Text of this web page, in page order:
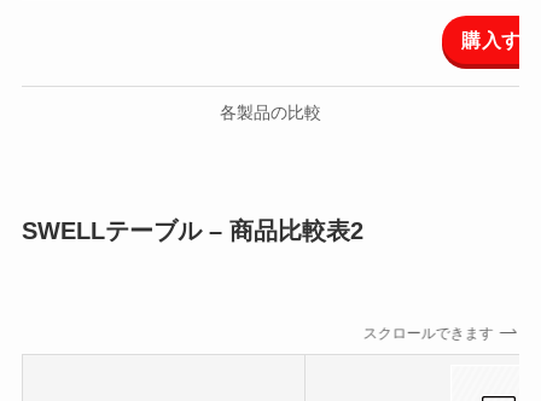
購入する
各製品の比較
SWELLテーブル – 商品比較表2
スクロールできます